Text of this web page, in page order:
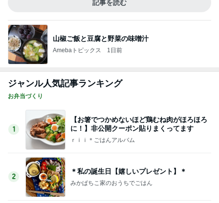
記事を読む
山椒ご飯と豆腐と野菜の味噌汁
Amebaトピックス 1日前
ジャンル人気記事ランキング
お弁当づくり
1
【お箸でつかめないほど鶏むね肉がほろほろ
に！】非公開クーポン貼りまくってます
ｒｉｉ＊ごはんアルバム
2
＊私の誕生日【嬉しいプレゼント】＊
みかぱちこ家のおうちでごはん